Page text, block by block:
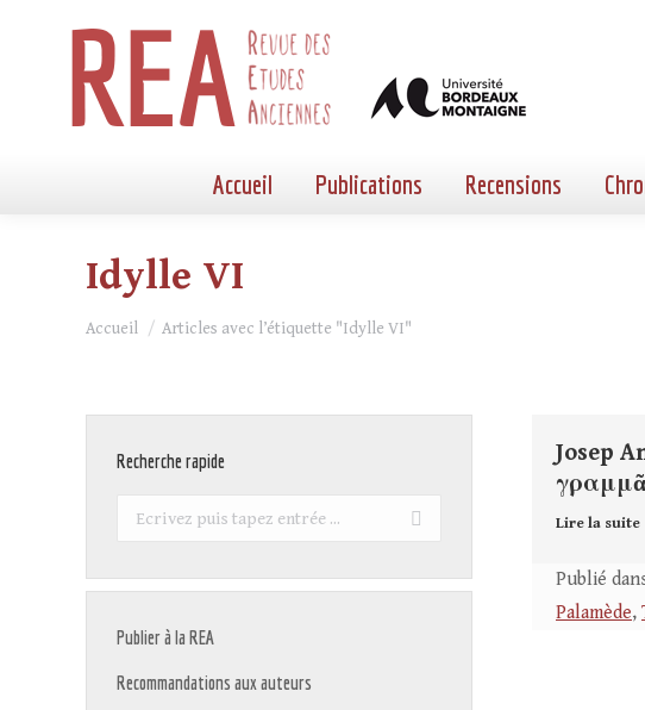
Accueil Publications Recensions
Idylle VI
Vous êtes ici :
Accueil Articles avec l’étiquette "Idylle VI"
Josep
Lire la suite
Publié
Palamède,
Recherche rapide
Recherche
Publier à la REA
Recommandations aux auteurs